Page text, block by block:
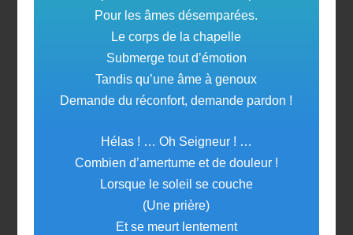
Pour les âmes désemparées.
Le corps de la chapelle
Submerge tout d’émotion
Tandis qu’une âme à genoux
Demande du réconfort, demande pardon !
Hélas ! … Oh Seigneur ! …
Combien d’amertume et de douleur !
Lorsque le soleil se couche
(Une prière)
Et se meurt lentement